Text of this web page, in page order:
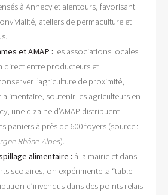
à Annecy et alentours, favorisant
ateliers de permaculture et
et AMAP : les associations locales
direct entre producteurs et
l’agriculture de proximité,
alimentaire, soutenir les agriculteurs en
une dizaine d’AMAP distribuent
paniers à près de 600 foyers (source :
Rhône-Alpes).
alimentaire : à la mairie et dans
scolaires, on expérimente la “table
d’invendus dans des points relais